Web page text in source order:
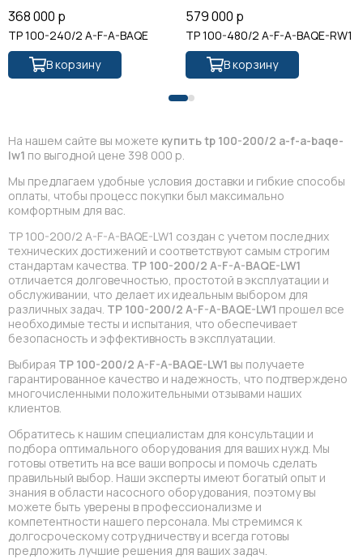
368 000 р
TP 100-240/2 A-F-A-BAQE
В корзину
579 000 р
TP 100-480/2 A-F-A-BAQE-RW1
В корзину
На нашем сайте вы можете купить tp 100-200/2 a-f-a-baqe-
lw1 по выгодной цене 398 000 р.
Мы предлагаем удобные условия доставки и гибкие способы
оплаты, чтобы процесс покупки был максимально
комфортным для вас.
TP 100-200/2 A-F-A-BAQE-LW1 создан с учетом последних
технических достижений и соответствуют самым строгим
стандартам качества. TP 100-200/2 A-F-A-BAQE-LW1
отличается долговечностью, простотой в эксплуатации и
обслуживании, что делает их идеальным выбором для
различных задач. TP 100-200/2 A-F-A-BAQE-LW1 прошел все
необходимые тесты и испытания, что обеспечивает
безопасность и эффективность в эксплуатации.
Выбирая TP 100-200/2 A-F-A-BAQE-LW1 вы получаете
гарантированное качество и надежность, что подтверждено
многочисленными положительными отзывами наших
клиентов.
Обратитесь к нашим специалистам для консультации и
подбора оптимального оборудования для ваших нужд. Мы
готовы ответить на все ваши вопросы и помочь сделать
правильный выбор. Наши эксперты имеют богатый опыт и
знания в области насосного оборудования, поэтому вы
можете быть уверены в профессионализме и
компетентности нашего персонала. Мы стремимся к
долгосроческому сотрудничеству и всегда готовы
предложить лучшие решения для ваших задач.